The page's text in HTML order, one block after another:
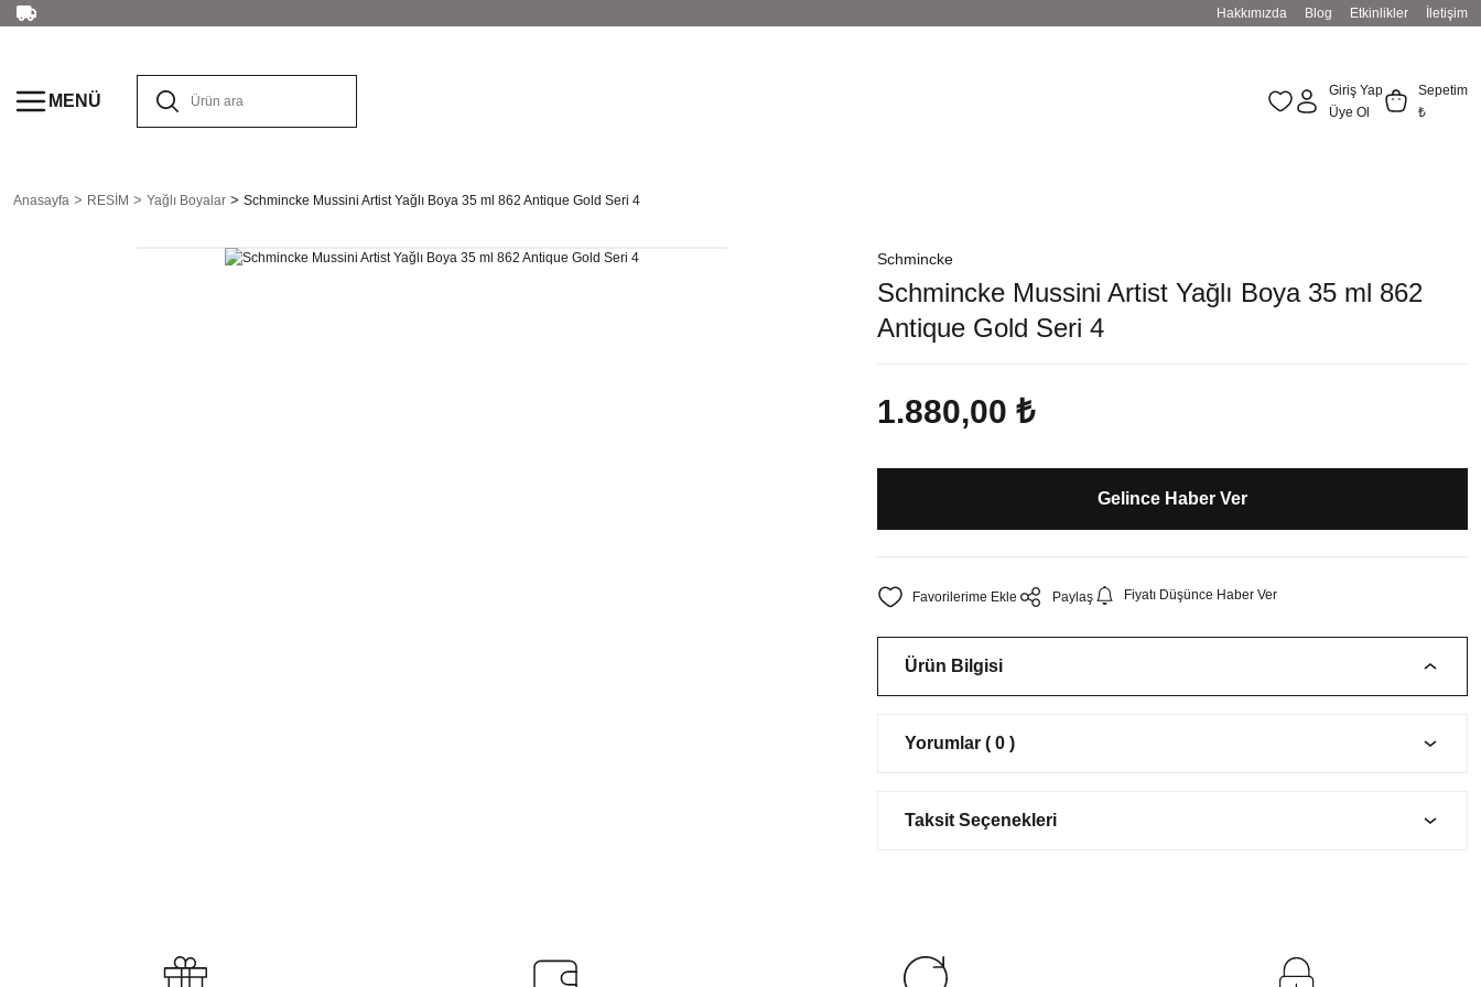
Hakkımızda Blog Etkinlikler İletişim
MENÜ
Giriş Yap
Üye Ol
Sepetim
₺
Anasayfa RESİM Yağlı Boyalar Schmincke Mussini Artist Yağlı Boya 35 ml 862 Antique Gold Seri 4
Schmincke
Schmincke Mussini Artist Yağlı Boya 35 ml 862
Antique Gold Seri 4
1.880,00 ₺
Gelince Haber Ver
Paylaş Fiyatı Düşünce Haber Ver
Ürün Bilgisi
Yorumlar ( 0 )
Taksit Seçenekleri